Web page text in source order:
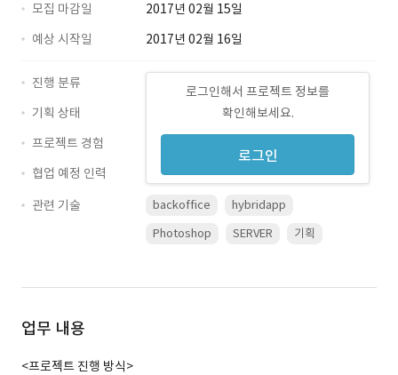
모집 마감일
2017년 02월 15일
예상 시작일
2017년 02월 16일
로그인해서 프로젝트 정보를
확인해보세요.
로그인
진행 분류
기획 상태
프로젝트 경험
협업 예정 인력
관련 기술
backoffice
hybridapp
Photoshop
SERVER 기획
업무 내용
<프로젝트 진행 방식>